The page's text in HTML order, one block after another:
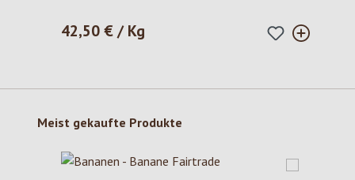
Regulärer Preis:
42,50 € / Kg
Produktgalerie überspringen
Meist gekaufte Produkte